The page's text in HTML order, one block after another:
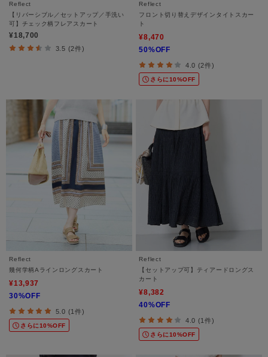
Reflect
【リバーシブル／セットアップ／手洗い
可】チェック柄フレアスカート
¥18,700
3.5 (2件)
Reflect
フロント切り替えデザインタイトスカー
ト
¥8,470
50%OFF
4.0 (2件)
さらに10%OFF
Reflect
幾何学柄Aラインロングスカート
¥13,937
30%OFF
5.0 (1件)
さらに10%OFF
Reflect
【セットアップ可】ティアードロングス
カート
¥8,382
40%OFF
4.0 (1件)
さらに10%OFF